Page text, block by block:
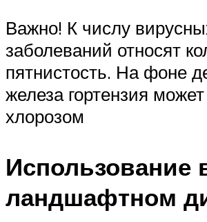
Важно! К числу
заболеваний относят
пятнистость. На фоне
железа гортензия
хлорозом
Использование
ландшафтном